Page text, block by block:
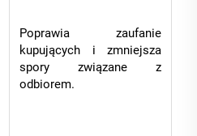
Poprawia zaufanie
kupujących i zmniejsza
spory związane z
odbiorem.